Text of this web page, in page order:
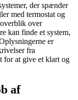
der spænder
med termostat og
over
kan finde et system,
er
fra
for at give et klart og
af